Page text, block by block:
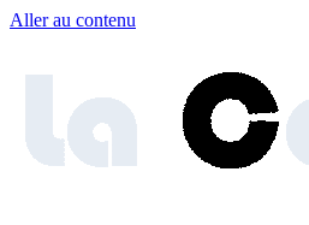
Aller au contenu